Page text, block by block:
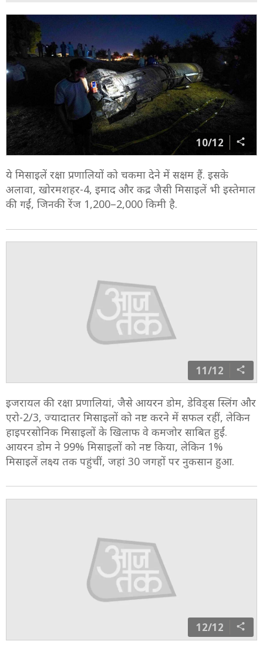
10/12
ये मिसाइलें रक्षा प्रणालियों को चकमा देने में सक्षम हैं. इसके
अलावा, खोरमशहर-4, इमाद और कद्र जैसी मिसाइलें भी इस्तेमाल
की गईं, जिनकी रेंज 1,200–2,000 किमी है.
11/12
इजरायल की रक्षा प्रणालियां, जैसे आयरन डोम, डेविड्स स्लिंग और
एरो-2/3, ज्यादातर मिसाइलों को नष्ट करने में सफल रहीं, लेकिन
हाइपरसोनिक मिसाइलों के खिलाफ वे कमजोर साबित हुईं.
आयरन डोम ने 99% मिसाइलों को नष्ट किया, लेकिन 1%
मिसाइलें लक्ष्य तक पहुंचीं, जहां 30 जगहों पर नुकसान हुआ.
12/12